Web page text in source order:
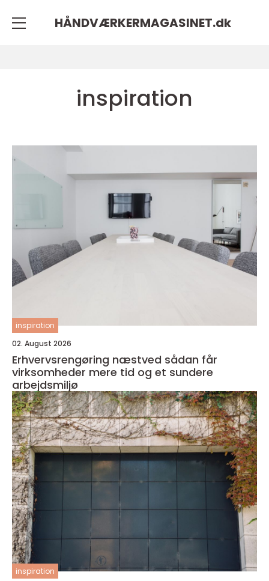
HÅNDVÆRKERMAGASINET.dk
inspiration
inspiration
02. August 2026
Erhvervsrengøring næstved sådan får
virksomheder mere tid og et sundere
arbejdsmiljø
inspiration